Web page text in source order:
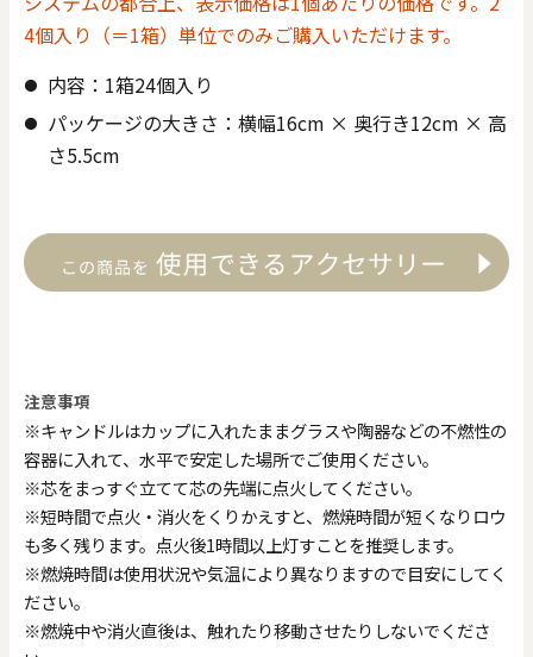
4個入り（＝1箱）単位でのみご購入いただけます。
内容：1箱24個入り
パッケージの大きさ：横幅16cm × 奥行き12cm × 高
さ5.5cm
注意事項
※キャンドルはカップに入れたままグラスや陶器などの不燃性の
容器に入れて、水平で安定した場所でご使用ください。
※芯をまっすぐ立てて芯の先端に点火してください。
※短時間で点火・消火をくりかえすと、燃焼時間が短くなりロウ
も多く残ります。点火後1時間以上灯すことを推奨します。
※燃焼時間は使用状況や気温により異なりますので目安にしてく
ださい。
※燃焼中や消火直後は、触れたり移動させたりしないでくださ